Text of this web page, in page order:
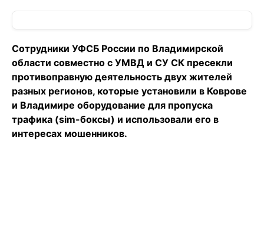
Сотрудники УФСБ России по Владимирской
области совместно с УМВД и СУ СК пресекли
противоправную деятельность двух жителей
разных регионов, которые установили в Коврове
и Владимире оборудование для пропуска
трафика (sim-боксы) и использовали его в
интересах мошенников.